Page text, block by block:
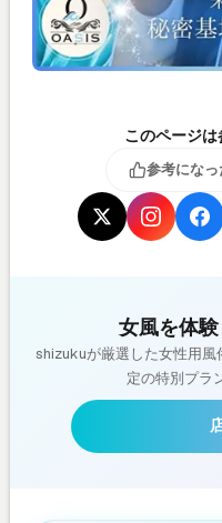
このページ
参考になっ
女風を体
shizukuが厳選した女性用風
定の特別プラ